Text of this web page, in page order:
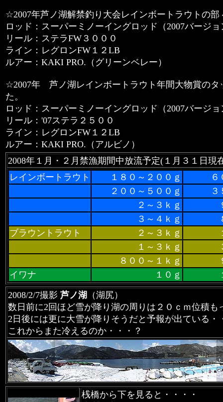
☆2007年芦ノ湖解禁釣り大会レインボートラウトの部
ロッド：スーパーミノーイングロッド（2007バージ
リール：ステラFW３０００
ライン：レグロンFW１２LB
ルアー：KAKI PRO.（グリーンベレー）
☆2007年 芦ノ湖レインボートラウト年間大物賞のタ
た。
ロッド：スーパーミノーイングロッド（2007バージ
リール：'07ステラ２５００
ライン：レグロンFW１２LB
ルアー：KAKI PRO.（アルビノ）
2008年１月・２月禁漁期間中放流予定(１月３１日現
レインボートラウト
１８０～２００ｇ
６０
２００～５００ｇ
３
２～３ｋｇ
３～４ｋｇ
ブラウントラウト
２～３ｋｇ
１～３ｋｇ
８００～１ｋｇ
イワナ
１０ｇ
2008/2/7撮影 芦ノ湖 （湖尻）
数日前に2回ほど雪が降り湖の周りは２０ｃｍ位積も
2日後には更に大雪が降りそうだと予報が出ている・
これからまた冷えるのか・・・？
桟橋から下を見ると・・・・